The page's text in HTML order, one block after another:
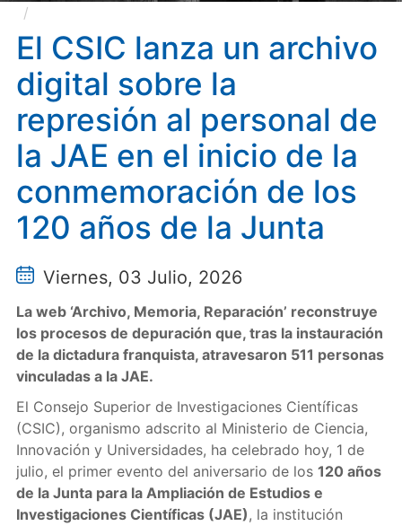
al personal de la JAE en el inicio de la conmemoración
de los 120 años de la Junta
El CSIC lanza un archivo
digital sobre la
represión al personal de
la JAE en el inicio de la
conmemoración de los
120 años de la Junta
Viernes, 03 Julio, 2026
La web ‘Archivo, Memoria, Reparación’ reconstruye
los procesos de depuración que, tras la instauración
de la dictadura franquista, atravesaron 511 personas
vinculadas a la JAE.
El Consejo Superior de Investigaciones Científicas
(CSIC), organismo adscrito al Ministerio de Ciencia,
Innovación y Universidades, ha celebrado hoy, 1 de
julio, el primer evento del aniversario de los 120 años
de la Junta para la Ampliación de Estudios e
Investigaciones Científicas (JAE), la institución